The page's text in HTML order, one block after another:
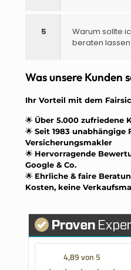
5
Warum sollte
beraten
Was unsere Kunden
Ihr Vorteil mit dem
🌟 Über 5.000 zufriedene
🌟Seit 1983 unabhängige
Versicherungsmakler
🌟 Hervorragende
Google & Co.
🌟 Ehrliche & faire
Kosten, keine
4,89 von 5